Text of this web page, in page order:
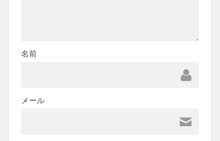
名前
メール